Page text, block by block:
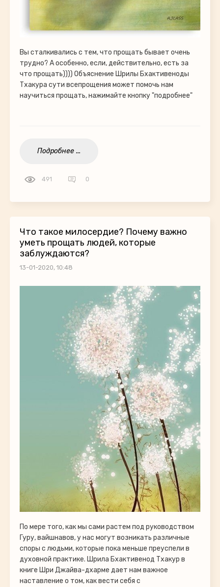
Вы сталкивались с тем, что прощать бывает очень
трудно? А особенно, если, действительно, есть за
что прощать)))) Объяснение Шрилы Бхактивеноды
Тхакура сути всепрощения может помочь нам
научиться прощать, нажимайте кнопку "подробнее"
Подробнее ...
491 0
Что такое милосердие? Почему важно
уметь прощать людей, которые
заблуждаются?
13-01-2020, 10:48
По мере того, как мы сами растем под руководством
Гуру, вайшнавов, у нас могут возникать различные
споры с людьми, которые пока меньше преуспели в
духовной практике. Шрила Бхактивенод Тхакур в
книге Шри Джайва-дхарме дает нам важное
наставление о том, как вести себя с